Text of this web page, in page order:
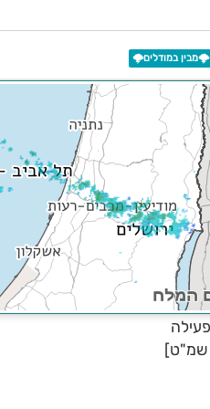
🌩️מבין במודלים🌩️
שמ"ט]